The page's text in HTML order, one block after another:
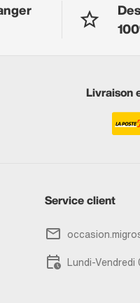
Livraison
Service client
Lundi-